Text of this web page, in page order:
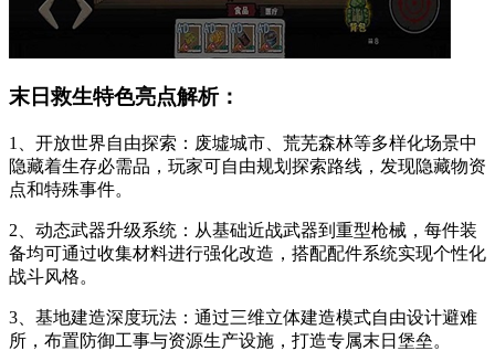
末日救生特色亮点解析：
1、开放世界自由探索：废墟城市、荒芜森林等多样化场景中
隐藏着生存必需品，玩家可自由规划探索路线，发现隐藏物资
点和特殊事件。
2、动态武器升级系统：从基础近战武器到重型枪械，每件装
备均可通过收集材料进行强化改造，搭配配件系统实现个性化
战斗风格。
3、基地建造深度玩法：通过三维立体建造模式自由设计避难
所，布置防御工事与资源生产设施，打造专属末日堡垒。